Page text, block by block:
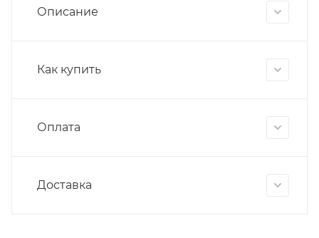
Описание
Как купить
Оплата
Доставка